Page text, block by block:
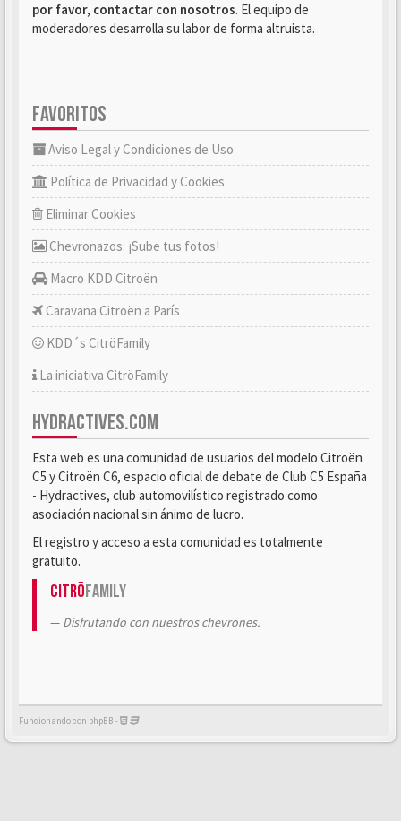
por favor, contactar con nosotros. El equipo de
moderadores desarrolla su labor de forma altruista.
FAVORITOS
Aviso Legal y Condiciones de Uso
Política de Privacidad y Cookies
Eliminar Cookies
Chevronazos: ¡Sube tus fotos!
Macro KDD Citroën
Caravana Citroën a París
KDD´s CitröFamily
La iniciativa CitröFamily
HYDRACTIVES.COM
Esta web es una comunidad de usuarios del modelo Citroën
C5 y Citroën C6, espacio oficial de debate de Club C5 España
- Hydractives, club automovilístico registrado como
asociación nacional sin ánimo de lucro.
El registro y acceso a esta comunidad es totalmente
gratuito.
CitröFamily
Disfrutando con nuestros chevrones.
Funcionando con phpBB -